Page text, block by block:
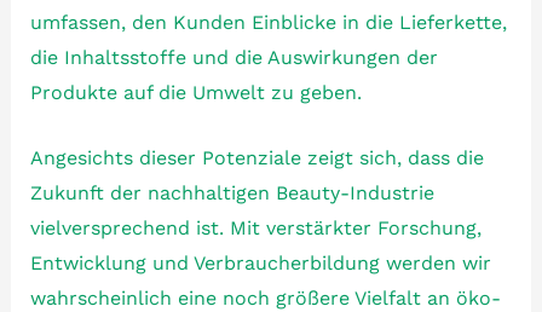
umfassen, den Kunden Einblicke in die Lieferkette,
die Inhaltsstoffe und die Auswirkungen der
Produkte auf die Umwelt zu geben.
Angesichts dieser Potenziale zeigt sich, dass die
Zukunft der nachhaltigen Beauty-Industrie
vielversprechend ist. Mit verstärkter Forschung,
Entwicklung und Verbraucherbildung werden wir
wahrscheinlich eine noch größere Vielfalt an öko-